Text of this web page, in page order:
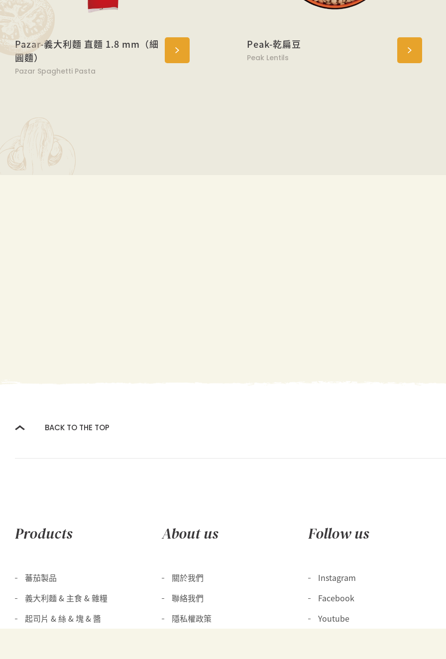
Pazar-義大利麵 直麵 1.8 mm（細
圓麵）
Pazar Spaghetti Pasta
Peak-乾扁豆
Peak Lentils
BACK TO THE TOP
Products
蕃茄製品
義大利麵 & 主食 & 雜糧
起司片 & 絲 & 塊 & 醬
About us
關於我們
聯絡我們
隱私權政策
Follow us
Instagram
Facebook
Youtube